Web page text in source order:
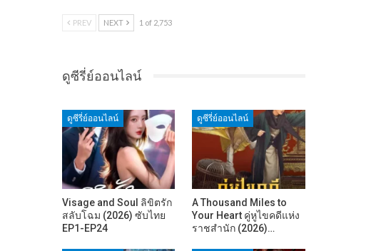
PREV NEXT 1 of 2,753
ดูซีรี่ย์ออนไลน์
ดูซีรี่ย์ออนไลน์
Visage and Soul ลิขิตรัก
สลับโฉม (2026) ซับไทย
EP1-EP24
ดูซีรี่ย์ออนไลน์
A Thousand Miles to
Your Heart คู่หูไขคดีแห่ง
ราชสำนัก (2026)…